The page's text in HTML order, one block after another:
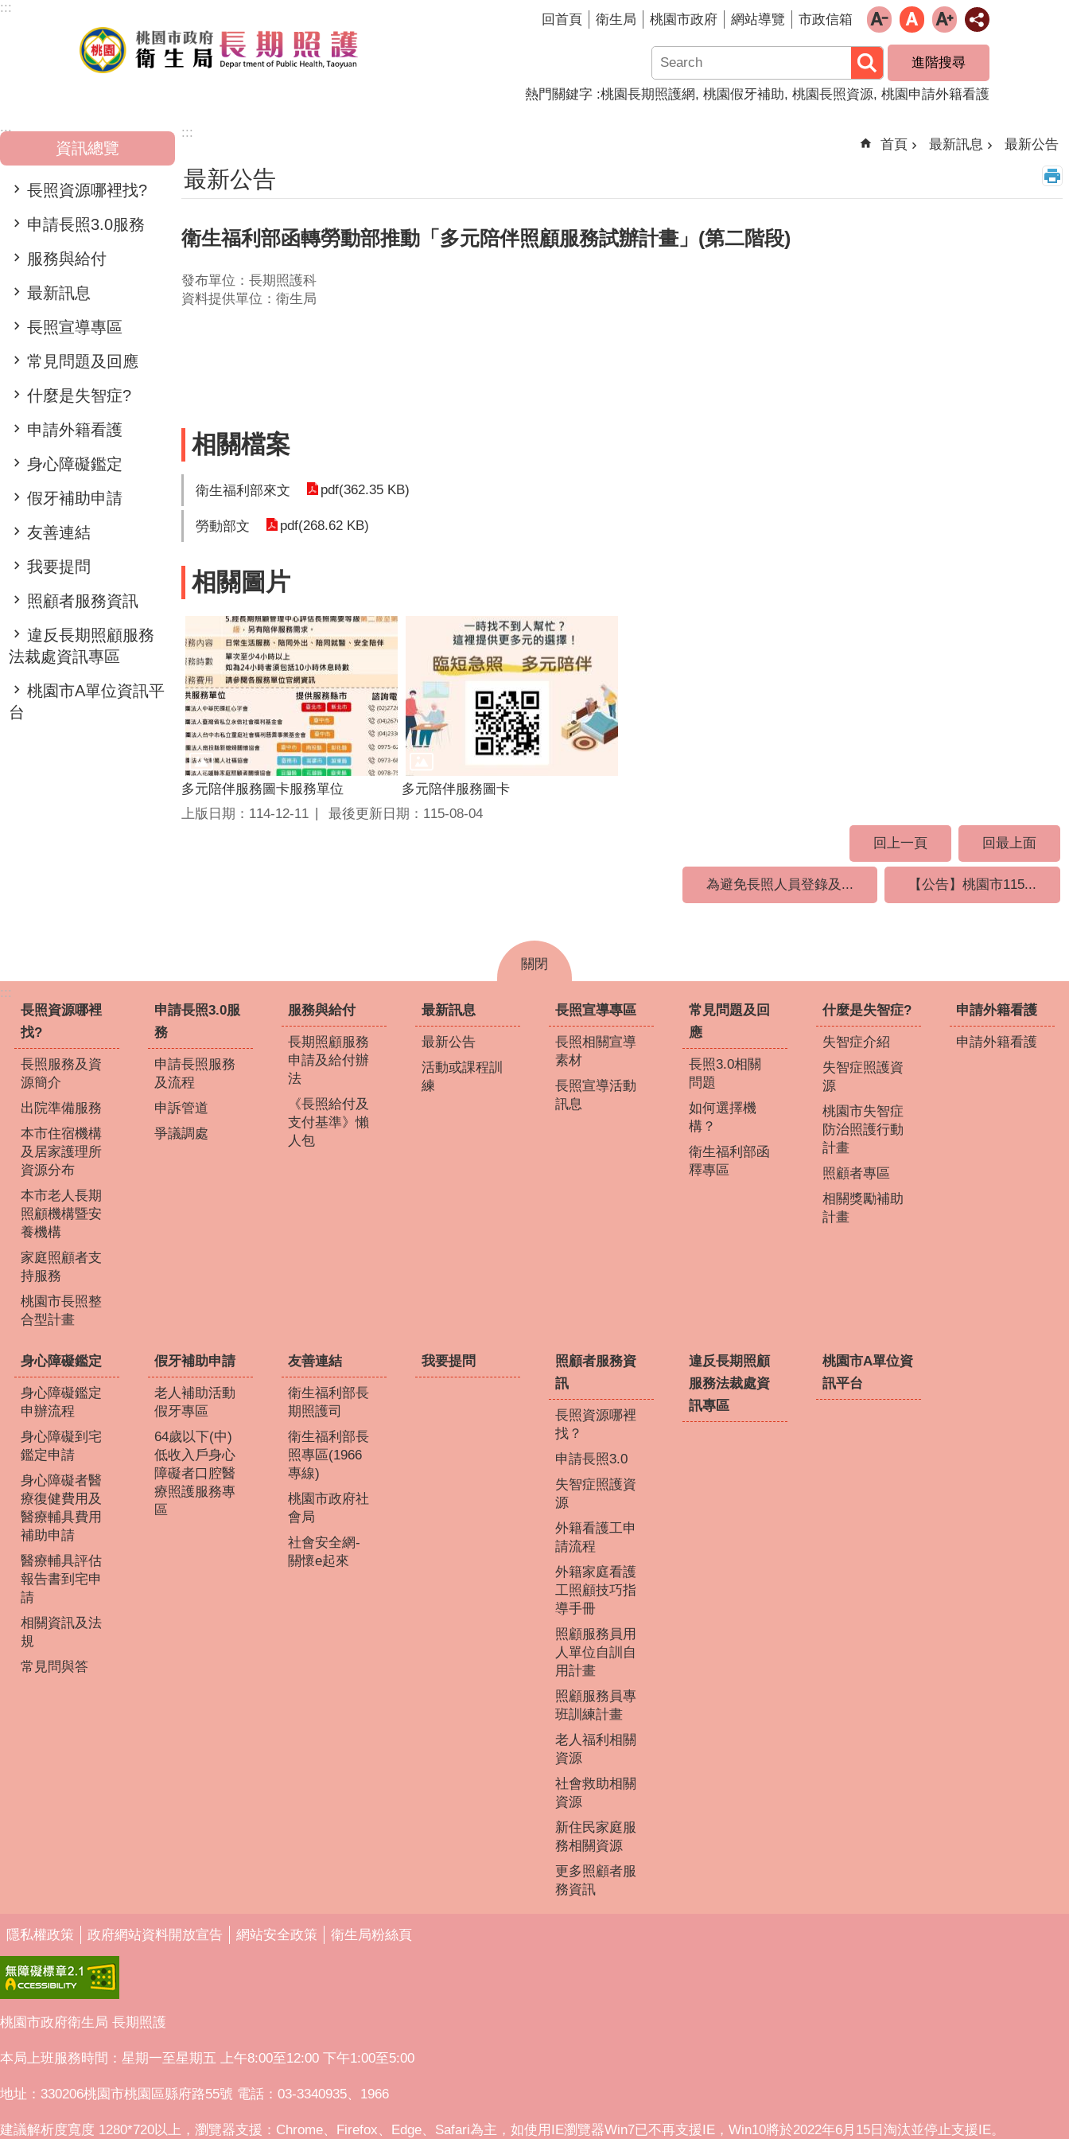
跳到主要內容區塊
:::
回首頁 衛生局 桃園市政府 網站導覽 市政信箱
進階搜尋
熱門關鍵字 桃園長期照護網 桃園假牙補助 桃園長照資源 桃園申請外籍看護
:::
資訊總覽
長照資源哪裡找?
申請長照3.0服務
服務與給付
最新訊息
長照宣導專區
常見問題及回應
什麼是失智症?
申請外籍看護
身心障礙鑑定
假牙補助申請
友善連結
我要提問
照顧者服務資訊
違反長期照顧服務
法裁處資訊專區
桃園市A單位資訊平
台
:::
首頁 最新訊息 最新公告
最新公告
衛生福利部函轉勞動部推動「多元陪伴照顧服務試辦計畫」(第二階段)
發布單位：長期照護科
資料提供單位：衛生局
相關檔案
衛生福利部來文 pdf(362.35 KB)
勞動部文 pdf(268.62 KB)
相關圖片
多元陪伴服務圖卡服務單位
多元陪伴服務圖卡
上版日期：114-12-11
最後更新日期：115-08-04
回上一頁
回最上面
為避免長照人員登錄及... 【公告】桃園市115...
關閉
:::
長照資源哪裡
找?
長照服務及資
源簡介
出院準備服務
本市住宿機構
及居家護理所
資源分布
本市老人長期
照顧機構暨安
養機構
家庭照顧者支
持服務
桃園市長照整
合型計畫
申請長照3.0服
務
申請長照服務
及流程
申訴管道
爭議調處
服務與給付
長期照顧服務
申請及給付辦
法
《長照給付及
支付基準》懶
人包
最新訊息
最新公告
活動或課程訓
練
長照宣導專區
長照相關宣導
素材
長照宣導活動
訊息
常見問題及回
應
長照3.0相關
問題
如何選擇機
構？
衛生福利部函
釋專區
什麼是失智症?
失智症介紹
失智症照護資
源
桃園市失智症
防治照護行動
計畫
照顧者專區
相關獎勵補助
計畫
申請外籍看護
申請外籍看護
身心障礙鑑定
身心障礙鑑定
申辦流程
身心障礙到宅
鑑定申請
身心障礙者醫
療復健費用及
醫療輔具費用
補助申請
醫療輔具評估
報告書到宅申
請
相關資訊及法
規
常見問與答
假牙補助申請
老人補助活動
假牙專區
64歲以下(中)
低收入戶身心
障礙者口腔醫
療照護服務專
區
友善連結
衛生福利部長
期照護司
衛生福利部長
照專區(1966
專線)
桃園市政府社
會局
社會安全網-
關懷e起來
我要提問
照顧者服務資
訊
長照資源哪裡
找？
申請長照3.0
失智症照護資
源
外籍看護工申
請流程
外籍家庭看護
工照顧技巧指
導手冊
照顧服務員用
人單位自訓自
用計畫
照顧服務員專
班訓練計畫
老人福利相關
資源
社會救助相關
資源
新住民家庭服
務相關資源
更多照顧者服
務資訊
違反長期照顧
服務法裁處資
訊專區
桃園市A單位資
訊平台
隱私權政策 政府網站資料開放宣告 網站安全政策 衛生局粉絲頁
桃園市政府衛生局 長期照護
本局上班服務時間：星期一至星期五 上午8:00至12:00 下午1:00至5:00
地址：330206桃園市桃園區縣府路55號 電話：03-3340935、1966
建議解析度寬度 1280*720以上，瀏覽器支援：Chrome、Firefox、Edge、Safari為主，如使用IE瀏覽器Win7已不再支援IE，Win10將於2022年6月15日淘汰並停止支援IE。